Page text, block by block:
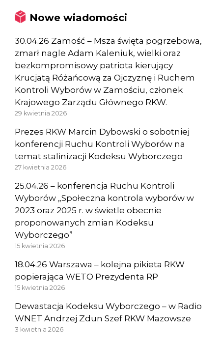
Nowe wiadomości
30.04.26 Zamość – Msza święta pogrzebowa,
zmarł nagle Adam Kaleniuk, wielki oraz
bezkompromisowy patriota kierujący
Krucjatą Różańcową za Ojczyznę i Ruchem
Kontroli Wyborów w Zamościu, członek
Krajowego Zarządu Głównego RKW.
29 kwietnia 2026
Prezes RKW Marcin Dybowski o sobotniej
konferencji Ruchu Kontroli Wyborów na
temat stalinizacji Kodeksu Wyborczego
27 kwietnia 2026
25.04.26 – konferencja Ruchu Kontroli
Wyborów „Społeczna kontrola wyborów w
2023 oraz 2025 r. w świetle obecnie
proponowanych zmian Kodeksu
Wyborczego”
15 kwietnia 2026
18.04.26 Warszawa – kolejna pikieta RKW
popierająca WETO Prezydenta RP
15 kwietnia 2026
Dewastacja Kodeksu Wyborczego – w Radio
WNET Andrzej Zdun Szef RKW Mazowsze
3 kwietnia 2026